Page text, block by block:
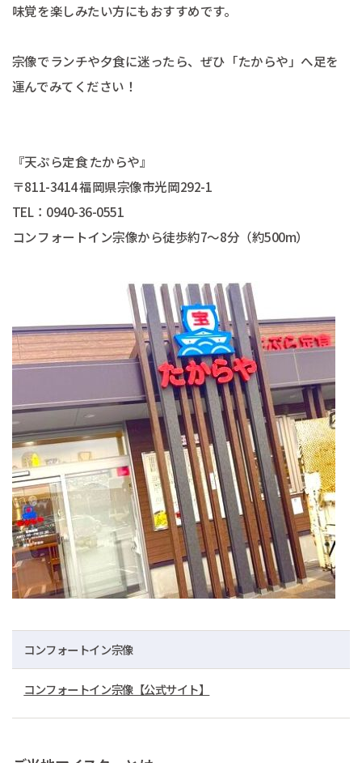
味覚を楽しみたい方にもおすすめです。
宗像でランチや夕食に迷ったら、ぜひ「たからや」へ足を
運んでみてください！
『天ぷら定食 たからや』
〒811-3414 福岡県宗像市光岡292-1
TEL：0940-36-0551
コンフォートイン宗像から徒歩約7〜8分（約500m）
コンフォートイン宗像
コンフォートイン宗像【公式サイト】